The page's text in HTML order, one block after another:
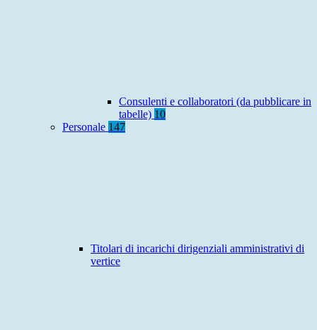
Consulenti e collaboratori (da pubblicare in
tabelle) 10
Personale 147
Titolari di incarichi dirigenziali amministrativi di
vertice